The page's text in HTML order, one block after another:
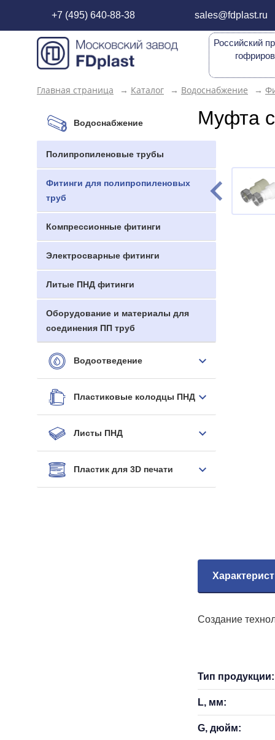
+7 (495) 640-88-38 sales@fdplast.ru
Российский
Главная страница → Каталог → Водоснабжение →
Водоснабжение
Полипропиленовые трубы
Фитинги для полипропиленовых
труб
Компрессионные фитинги
Электросварные фитинги
Литые ПНД фитинги
Оборудование и материалы для
соединения ПП труб
Водоотведение
Пластиковые колодцы ПНД
Листы ПНД
Пластик для 3D печати
Муфта
Создание
Тип продукции:
L, мм:
G, дюйм: